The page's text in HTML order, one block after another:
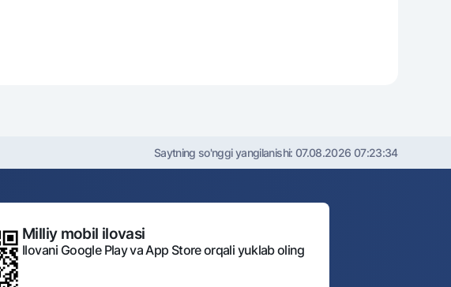
Saytning so'nggi yangilanishi: 07.08.2026 07:23:34
Milliy mobil ilovasi
Ilovani Google Play va App Store orqali yuklab oling